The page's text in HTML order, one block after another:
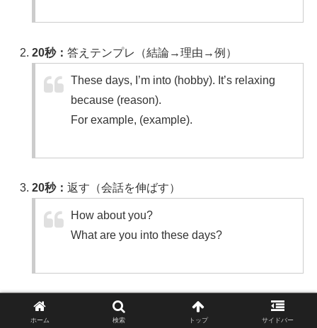
20秒：答えテンプレ（結論→理由→例）
These days, I’m into (hobby). It’s relaxing
because (reason).
For example, (example).
20秒：返す（会話を伸ばす）
How about you?
What are you into these days?
今日の合格ライン：“Quick question” を自然に言えたら勝
ち🎉ホーム 検索 トップ サイドバー